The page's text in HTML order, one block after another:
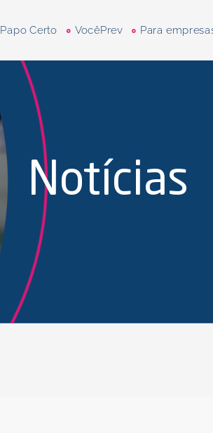
Papo Certo VocêPrev Para
Notícias